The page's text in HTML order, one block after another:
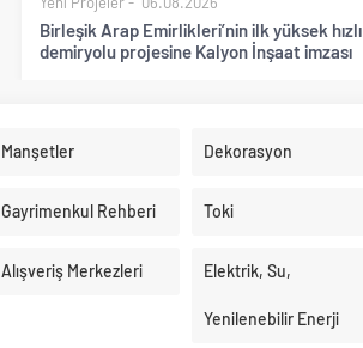
Birleşik Arap Emirlikleri’nin ilk yüksek hızlı
demiryolu projesine Kalyon İnşaat imzası
Manşetler Dekorasyon
Gayrimenkul Rehberi Toki
Alışveriş Merkezleri Elektrik, Su,
Yenilenebilir Enerji